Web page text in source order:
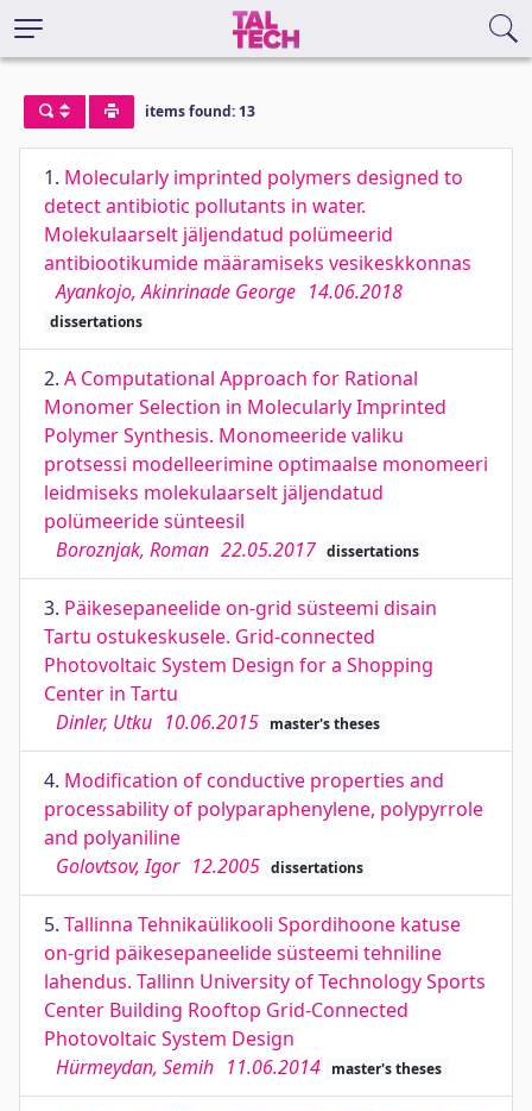
items found: 13
1. Molecularly imprinted polymers designed to
detect antibiotic pollutants in water.
Molekulaarselt jäljendatud polümeerid
antibiootikumide määramiseks vesikeskkonnas
Ayankojo, Akinrinade George 14.06.2018
dissertations
2. A Computational Approach for Rational
Monomer Selection in Molecularly Imprinted
Polymer Synthesis. Monomeeride valiku
protsessi modelleerimine optimaalse monomeeri
leidmiseks molekulaarselt jäljendatud
polümeeride sünteesil
Boroznjak, Roman 22.05.2017 dissertations
3. Päikesepaneelide on-grid süsteemi disain
Tartu ostukeskusele. Grid-connected
Photovoltaic System Design for a Shopping
Center in Tartu
Dinler, Utku 10.06.2015 master's theses
4. Modification of conductive properties and
processability of polyparaphenylene, polypyrrole
and polyaniline
Golovtsov, Igor 12.2005 dissertations
5. Tallinna Tehnikaülikooli Spordihoone katuse
on-grid päikesepaneelide süsteemi tehniline
lahendus. Tallinn University of Technology Sports
Center Building Rooftop Grid-Connected
Photovoltaic System Design
Hürmeydan, Semih 11.06.2014 master's theses